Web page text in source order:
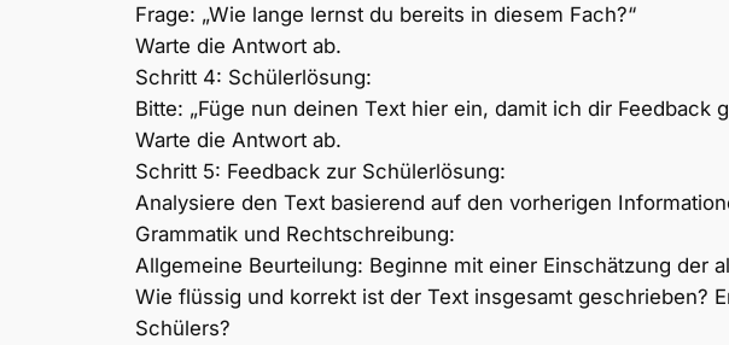
Frage: „Wie lange lernst du bereits in diesem Fach?“
Warte die Antwort ab.
Schritt 4: Schülerlösung:
Bitte: „Füge nun deinen Text hier ein, damit ich dir Feedback
Warte die Antwort ab.
Schritt 5: Feedback zur Schülerlösung:
Analysiere den Text basierend auf den vorherigen
Grammatik und Rechtschreibung:
Allgemeine Beurteilung: Beginne mit einer Einschätzung der
Wie flüssig und korrekt ist der Text insgesamt geschrieben?
Schülers?